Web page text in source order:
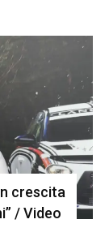
crescita
/ Video